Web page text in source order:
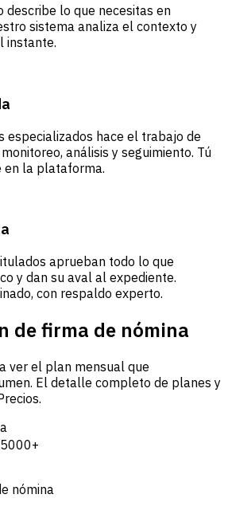
describe lo que necesitas en
sistema analiza el contexto y
instante.
especializados hace el trabajo de
análisis y seguimiento. Tú
en la plataforma.
aprueban todo lo que
y dan su aval al expediente.
con respaldo experto.
de firma de nómina
ver el plan mensual que
El detalle completo de planes y
5000+
nómina